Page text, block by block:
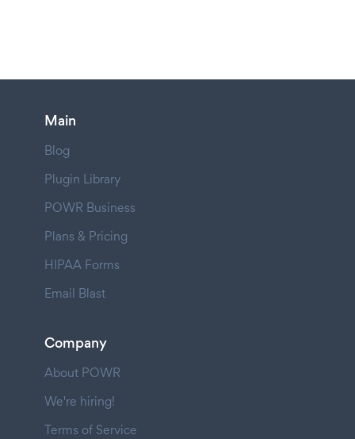
Main
Blog
Plugin Library
POWR Business
Plans & Pricing
HIPAA Forms
Email Blast
Company
About POWR
We're hiring!
Terms of Service